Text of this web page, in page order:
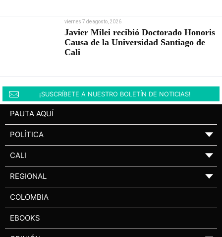
viernes 7 de agosto, 2026
Javier Milei recibió Doctorado Honoris
Causa de la Universidad Santiago de
Cali
¡SUSCRÍBETE A NUESTRO BOLETÍN DE NOTICIAS!
PAUTA AQUÍ
POLÍTICA ▼
CALI ▼
REGIONAL ▼
COLOMBIA
EBOOKS